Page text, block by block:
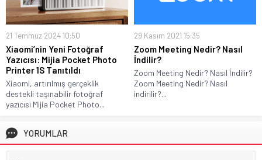
21 Temmuz 2024 10:50
Xiaomi’nin Yeni Fotoğraf
Yazıcısı: Mijia Pocket Photo
Printer 1S Tanıtıldı
Xiaomi, artırılmış gerçeklik
destekli taşınabilir fotoğraf
yazıcısı Mijia Pocket Photo...
29 Kasım 2021 15:35
Zoom Meeting Nedir? Nasıl
İndilir?
Zoom Meeting Nedir? Nasıl İndilir?
Zoom Meeting Nedir? Nasıl
indirilir?...
YORUMLAR